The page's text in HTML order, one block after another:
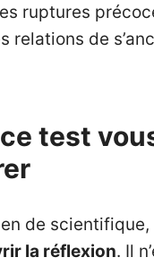
ruptures
relations de
test
de
la réflexion. Il